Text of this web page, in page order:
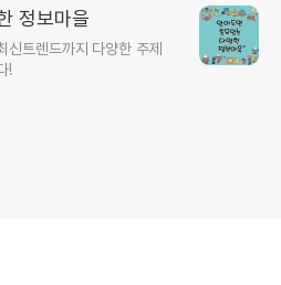
정보마을
신트렌드까지 다양한 주제
!